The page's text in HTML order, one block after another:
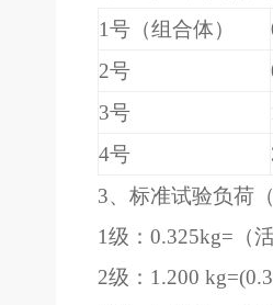
1号（组合体）
2号
3号
4号
3、标准试验负荷
1级：0.325kg=（
2级：1.200